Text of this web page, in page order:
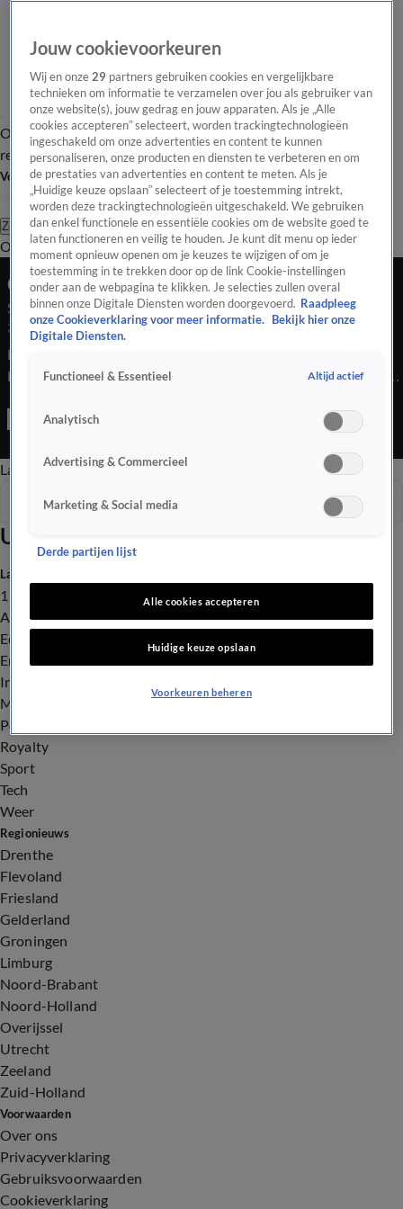
Overzicht Laatste nieuws Regionieuws Het beste van Hart
Tip de
redactie
Volg Hart van Nederland
Zoeken
OverzichtRegioUitzendingenWeerTip de redactiePanelVideo's
Ochtend Editie
Seizoen 2026, aflevering 1215
21 mrt, 07:00
Bekijk aflevering 1215 van Hart van Nederland - Ochtend
Editie uit seizoen 2026 hier. Deze aflevering is uitgezonden op
Editie is een Nieuws programma
Late EditieOchtend EditieVroege Editie
Uitzendingen
Seizoen 2026
Laatste nieuws
112
Advies & Tips
Economie
Entertainment
Infrastructuur
Milieu en Gezondheid
Politiek
Royalty
Sport
Tech
Weer
Regionieuws
Drenthe
Flevoland
Friesland
Gelderland
Groningen
Limburg
Noord-Brabant
Noord-Holland
Overijssel
Utrecht
Zeeland
Zuid-Holland
Voorwaarden
Over ons
Privacyverklaring
Gebruiksvoorwaarden
Cookieverklaring
Jouw cookievoorkeuren
Wij en onze29 partners gebruiken cookies en vergelijkbare
technieken om informatie te verzamelen over jou als gebruiker van
onze website(s), jouw gedrag en jouw apparaten. Als je „Alle
cookies accepteren” selecteert, worden trackingtechnologieën
ingeschakeld om onze advertenties en content te kunnen
personaliseren, onze producten en diensten te verbeteren en om
de prestaties van advertenties en content te meten. Als je
„Huidige keuze opslaan” selecteert of je toestemming intrekt,
worden deze trackingtechnologieën uitgeschakeld. We gebruiken
dan enkel functionele en essentiële cookies om de website goed te
laten functioneren en veilig te houden. Je kunt dit menu op ieder
moment opnieuw openen om je keuzes te wijzigen of om je
toestemming in te trekken door op de link Cookie-instellingen
onder aan de webpagina te klikken. Je selecties zullen overal
binnen onze Digitale Diensten worden doorgevoerd. Raadpleeg
onze Cookieverklaring voor meer informatie.
Bekijk hier onze
Digitale Diensten.
Functioneel & Essentieel Altijd actief
Analytisch
Advertising & Commercieel
Marketing & Social media
Derde partijen lijst
Alle cookies accepteren
Huidige keuze opslaan
Voorkeuren beheren